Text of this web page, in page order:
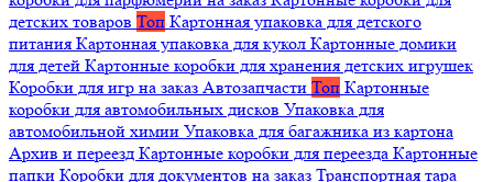
детских товаров Топ Картонная упаковка для детского
питания Картонная упаковка для кукол Картонные домики
для детей Картонные коробки для хранения детских игрушек
Коробки для игр на заказ Автозапчасти Топ Картонные
коробки для автомобильных дисков Упаковка для
автомобильной химии Упаковка для багажника из картона
Архив и переезд Картонные коробки для переезда Картонные
папки Коробки для документов на заказ Транспортная тара